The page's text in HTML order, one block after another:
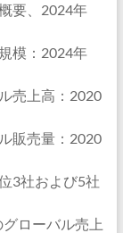
要、2024年
模：2024年
売上高：2020
販売量：2020
3社および5社
ローバル売上